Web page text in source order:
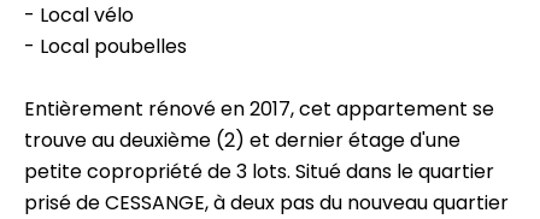
- Local vélo
- Local poubelles
Entièrement rénové en 2017, cet appartement se
trouve au deuxième (2) et dernier étage d'une
petite copropriété de 3 lots. Situé dans le quartier
prisé de CESSANGE, à deux pas du nouveau quartier